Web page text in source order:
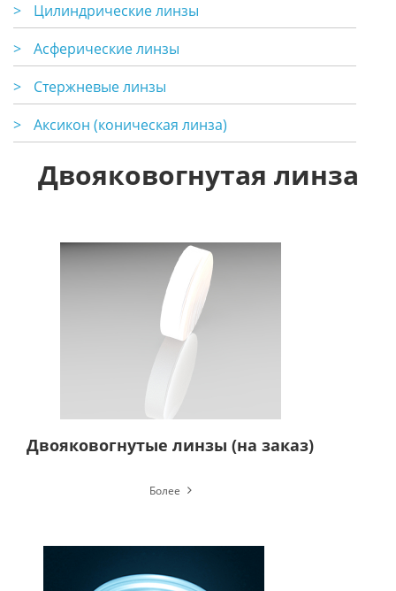
>
Цилиндрические линзы
>
Асферические линзы
>
Стержневые линзы
>
Аксикон (коническая линза)
Двояковогнутая линза
Двояковогнутые линзы (на заказ)
Более